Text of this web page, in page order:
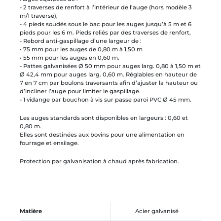
- 2 traverses de renfort à l’intérieur de l’auge (hors modèle 3
m/1 traverse),
- 4 pieds soudés sous le bac pour les auges jusqu’à 5 m et 6
pieds pour les 6 m. Pieds reliés par des traverses de renfort,
- Rebord anti-gaspillage d’une largeur de :
• 75 mm pour les auges de 0,80 m à 1,50 m
• 55 mm pour les auges en 0,60 m.
- Pattes galvanisées Ø 50 mm pour auges larg. 0,80 à 1,50 m et
Ø 42,4 mm pour auges larg. 0,60 m. Réglables en hauteur de
7 en 7 cm par boulons traversants afin d’ajuster la hauteur ou
d’incliner l’auge pour limiter le gaspillage.
- 1 vidange par bouchon à vis sur passe paroi PVC Ø 45 mm.
Les auges standards sont disponibles en largeurs : 0,60 et
0,80 m.
​​​Elles sont destinées aux bovins pour une alimentation en
fourrage et ensilage.
Protection par galvanisation à chaud après fabrication.
Matière Acier galvanisé